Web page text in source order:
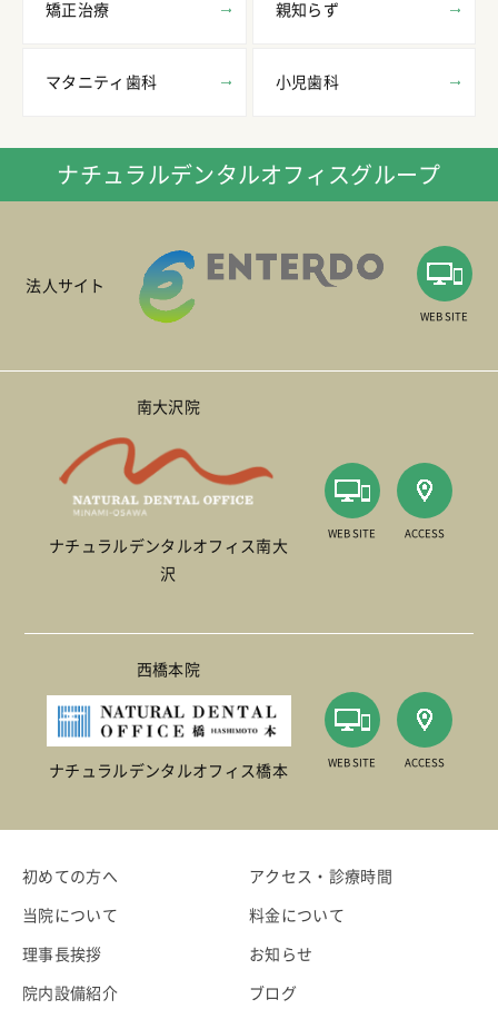
矯正治療 親知らず
マタニティ歯科 小児歯科
ナチュラルデンタルオフィスグループ
法人サイト
WEB SITE
南大沢院
ナチュラルデンタルオフィス南大
沢
WEB SITE ACCESS
西橋本院
ナチュラルデンタルオフィス橋本
WEB SITE ACCESS
初めての方へ
当院について
理事長挨拶
院内設備紹介
アクセス・診療時間
料金について
お知らせ
ブログ